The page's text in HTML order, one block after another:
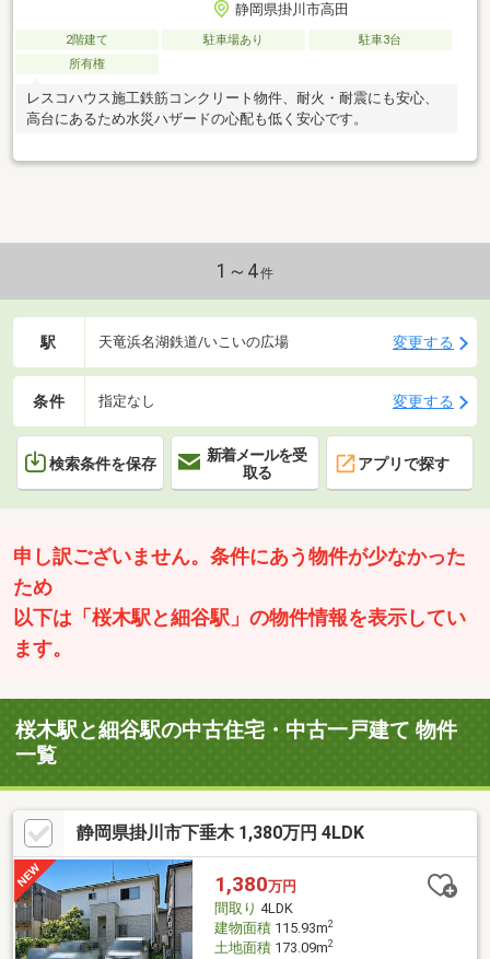
静岡県掛川市高田
2階建て 駐車場あり
駐車3台
所有権
レスコハウス施工鉄筋コンクリート物件、耐火・耐震にも安心、
高台にあるため水災ハザードの心配も低く安心です。
1～4件
駅 天竜浜名湖鉄道/いこいの広場 変更する
条件 指定なし 変更する
検索条件を保存
新着メールを受
取る
アプリで探す
申し訳ございません。条件にあう物件が少なかった
ため
以下は「桜木駅と細谷駅」の物件情報を表示してい
ます。
桜木駅と細谷駅の中古住宅・中古一戸建て 物件
一覧
静岡県掛川市下垂木 1,380万円 4LDK
1,380万円
間取り 4LDK
建物面積115.93m2
土地面積173.09m2